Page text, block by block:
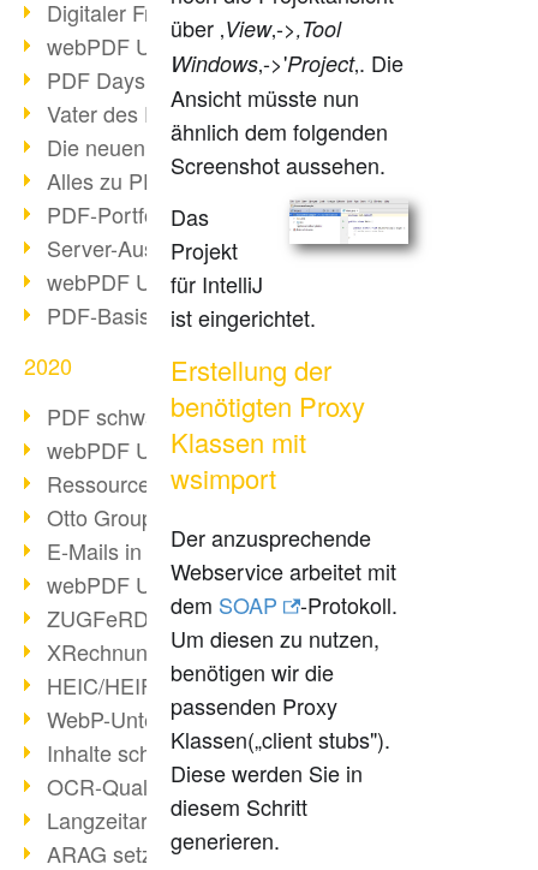
Digitaler Freigabeprozess
webPDF Update 8.0.0.2255
PDF Days Europe 2021
Vater des PDF gestorben
Die neuen PDF Standards 2020
Alles zu PDF/A-4
PDF-Portfolio erstellen
Server-Auslastung Status-Seite
webPDF Update 8.0.0.2229
PDF-Basisdatenpflege mit webPDF
2020
PDF schwärzen & bereinigen
webPDF Update 8.0.0.2193
Ressourcen für Entwickler
Otto Group Recruiting
E-Mails in PDF
webPDF Update 8.0.0.2176
ZUGFeRD im Überblick
XRechnung Überblick
HEIC/HEIF-Unterstützung
WebP-Unterstützung
Inhalte schwärzen
OCR-Qualität verbessert
Langzeitarchivierung PDF
ARAG setzt auf webPDF
über ‚View‚->‚Tool
Windows‚->'Project‚. Die
Ansicht müsste nun
ähnlich dem folgenden
Screenshot aussehen.
Das
Projekt
für IntelliJ
ist eingerichtet.
Erstellung der
benötigten Proxy
Klassen mit
wsimport
Der anzusprechende
Webservice arbeitet mit
dem SOAP
-Protokoll.
Um diesen zu nutzen,
benötigen wir die
passenden Proxy
Klassen(„client stubs").
Diese werden Sie in
diesem Schritt
generieren.